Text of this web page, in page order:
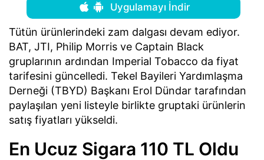
Uygulamayı İndir
Tütün ürünlerindeki zam dalgası devam ediyor.
BAT, JTI, Philip Morris ve Captain Black
gruplarının ardından Imperial Tobacco da fiyat
tarifesini güncelledi. Tekel Bayileri Yardımlaşma
Derneği (TBYD) Başkanı Erol Dündar tarafından
paylaşılan yeni listeyle birlikte gruptaki ürünlerin
satış fiyatları yükseldi.
En Ucuz Sigara 110 TL Oldu